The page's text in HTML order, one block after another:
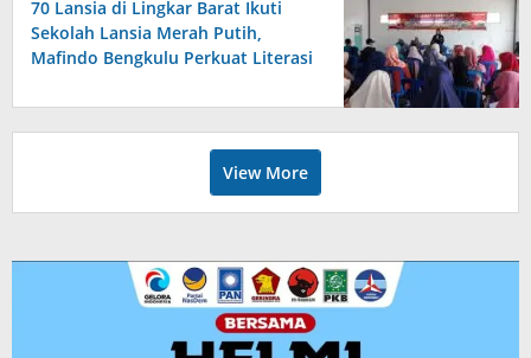
70 Lansia di Lingkar Barat Ikuti
Sekolah Lansia Merah Putih,
Mafindo Bengkulu Perkuat Literasi
View More